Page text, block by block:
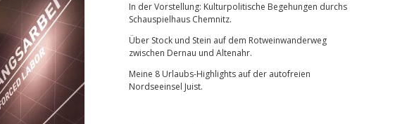
In der Vorstellung: Kulturpolitische Begehungen durchs
Schauspielhaus Chemnitz.
Über Stock und Stein auf dem Rotweinwanderweg
zwischen Dernau und Altenahr.
Meine 8 Urlaubs-Highlights auf der autofreien
Nordseeinsel Juist.